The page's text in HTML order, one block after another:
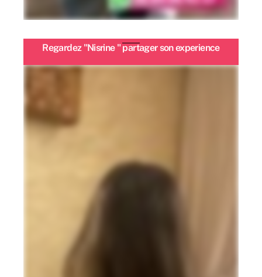
Regardez "Nisrine " partager son experience